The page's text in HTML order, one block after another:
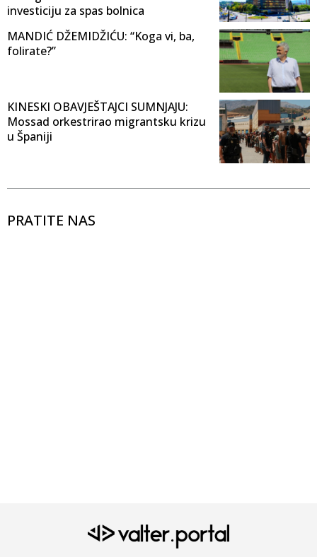
investiciju za spas bolnica
MANDIĆ DŽEMIDŽIĆU: “Koga vi, ba,
folirate?”
KINESKI OBAVJEŠTAJCI SUMNJAJU:
Mossad orkestrirao migrantsku krizu
u Španiji
PRATITE NAS